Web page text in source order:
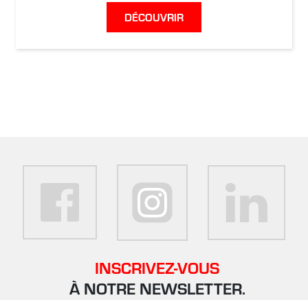
DÉCOUVRIR
INSCRIVEZ-VOUS
À NOTRE NEWSLETTER.